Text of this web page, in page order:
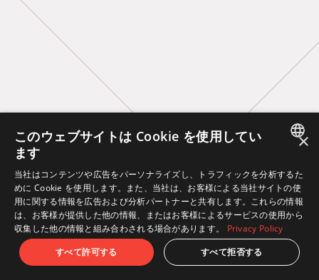
ENGLISH
×
このウェブサイトは Cookie を使用してい
ます
当社はコンテンツや広告をパーソナライズし、トラフィックを分析するた
めに Cookie を使用します。また、当社は、お客様による当社サイトの使
用に関する情報を広告および分析パートナーと共有します。これらの情報
は、お客様が提供した他の情報、またはお客様によるサービスの使用から
収集した他の情報と組み合わされる場合があります。
Privacy Policy
すべて許可する
すべて拒否する